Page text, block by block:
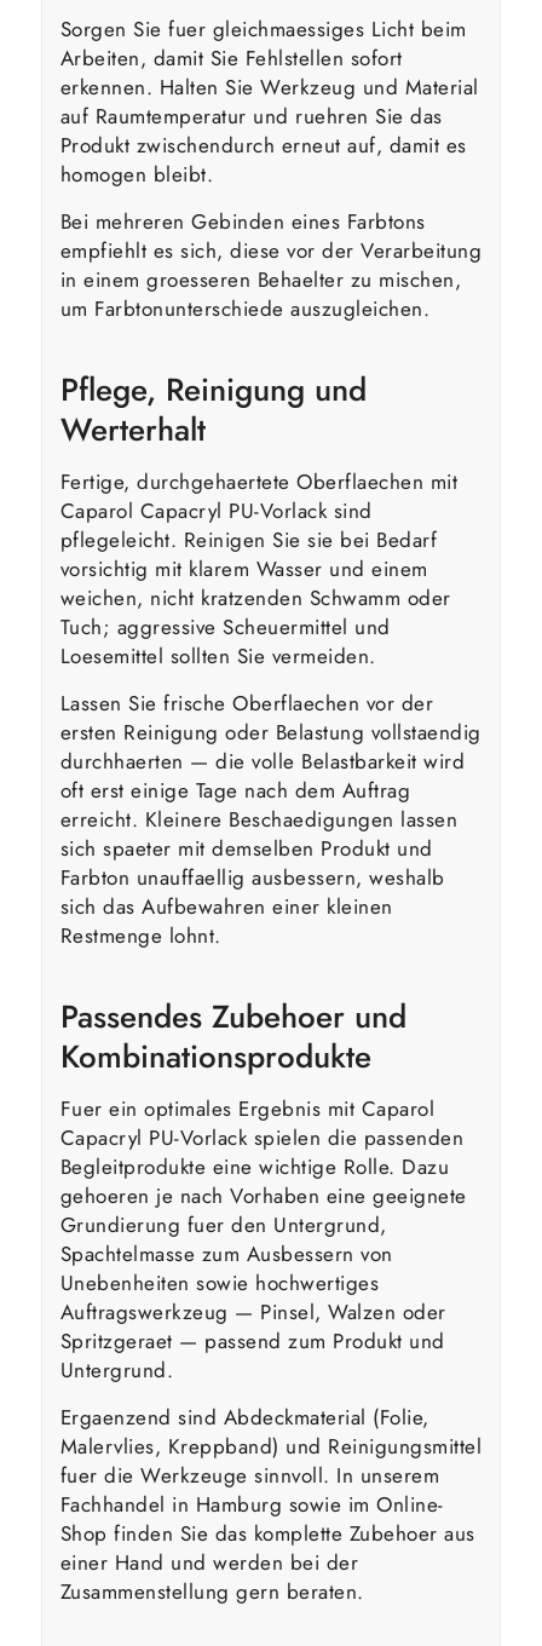
Sorgen Sie fuer gleichmaessiges Licht beim
Arbeiten, damit Sie Fehlstellen sofort
erkennen. Halten Sie Werkzeug und Material
auf Raumtemperatur und ruehren Sie das
Produkt zwischendurch erneut auf, damit es
homogen bleibt.
Bei mehreren Gebinden eines Farbtons
empfiehlt es sich, diese vor der Verarbeitung
in einem groesseren Behaelter zu mischen,
um Farbtonunterschiede auszugleichen.
Pflege, Reinigung und
Werterhalt
Fertige, durchgehaertete Oberflaechen mit
Caparol Capacryl PU-Vorlack sind
pflegeleicht. Reinigen Sie sie bei Bedarf
vorsichtig mit klarem Wasser und einem
weichen, nicht kratzenden Schwamm oder
Tuch; aggressive Scheuermittel und
Loesemittel sollten Sie vermeiden.
Lassen Sie frische Oberflaechen vor der
ersten Reinigung oder Belastung vollstaendig
durchhaerten — die volle Belastbarkeit wird
oft erst einige Tage nach dem Auftrag
erreicht. Kleinere Beschaedigungen lassen
sich spaeter mit demselben Produkt und
Farbton unauffaellig ausbessern, weshalb
sich das Aufbewahren einer kleinen
Restmenge lohnt.
Passendes Zubehoer und
Kombinationsprodukte
Fuer ein optimales Ergebnis mit Caparol
Capacryl PU-Vorlack spielen die passenden
Begleitprodukte eine wichtige Rolle. Dazu
gehoeren je nach Vorhaben eine geeignete
Grundierung fuer den Untergrund,
Spachtelmasse zum Ausbessern von
Unebenheiten sowie hochwertiges
Auftragswerkzeug — Pinsel, Walzen oder
Spritzgeraet — passend zum Produkt und
Untergrund.
Ergaenzend sind Abdeckmaterial (Folie,
Malervlies, Kreppband) und Reinigungsmittel
fuer die Werkzeuge sinnvoll. In unserem
Fachhandel in Hamburg sowie im Online-
Shop finden Sie das komplette Zubehoer aus
einer Hand und werden bei der
Zusammenstellung gern beraten.